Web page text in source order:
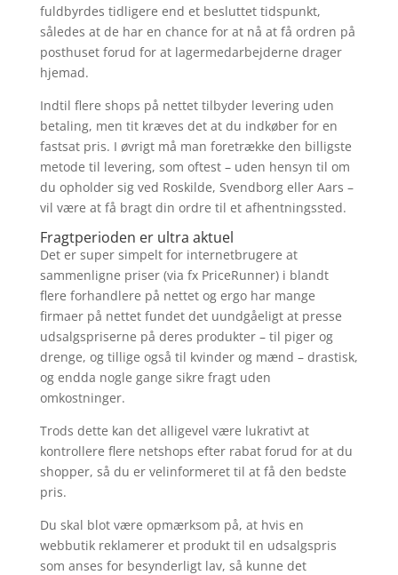
fuldbyrdes tidligere end et besluttet tidspunkt,
således at de har en chance for at nå at få ordren på
posthuset forud for at lagermedarbejderne drager
hjemad.
Indtil flere shops på nettet tilbyder levering uden
betaling, men tit kræves det at du indkøber for en
fastsat pris. I øvrigt må man foretrække den billigste
metode til levering, som oftest – uden hensyn til om
du opholder sig ved Roskilde, Svendborg eller Aars –
vil være at få bragt din ordre til et afhentningssted.
Fragtperioden er ultra aktuel
Det er super simpelt for internetbrugere at
sammenligne priser (via fx PriceRunner) i blandt
flere forhandlere på nettet og ergo har mange
firmaer på nettet fundet det uundgåeligt at presse
udsalgspriserne på deres produkter – til piger og
drenge, og tillige også til kvinder og mænd – drastisk,
og endda nogle gange sikre fragt uden
omkostninger.
Trods dette kan det alligevel være lukrativt at
kontrollere flere netshops efter rabat forud for at du
shopper, så du er velinformeret til at få den bedste
pris.
Du skal blot være opmærksom på, at hvis en
webbutik reklamerer et produkt til en udsalgspris
som anses for besynderligt lav, så kunne det